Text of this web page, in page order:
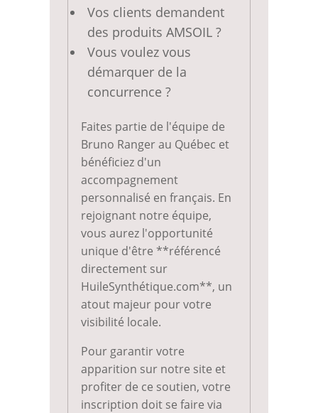
Vos clients demandent
des produits AMSOIL ?
Vous voulez vous
démarquer de la
concurrence ?
Faites partie de l'équipe de
Bruno Ranger au Québec et
bénéficiez d'un
accompagnement
personnalisé en français. En
rejoignant notre équipe,
vous aurez l'opportunité
unique d'être **référencé
directement sur
HuileSynthétique.com**, un
atout majeur pour votre
visibilité locale.
Pour garantir votre
apparition sur notre site et
profiter de ce soutien, votre
inscription doit se faire via